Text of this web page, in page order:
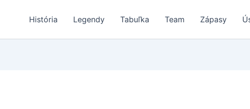
História Legendy Tabuľka Team Zápasy